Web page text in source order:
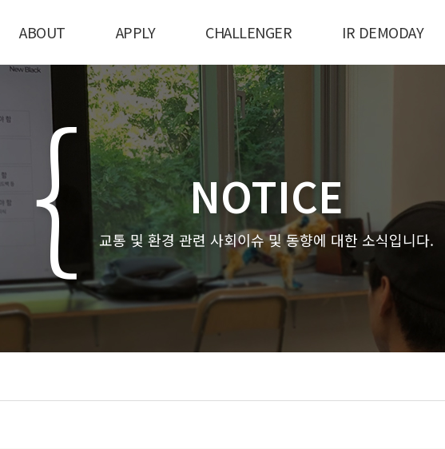
ABOUT APPLY CHALLENGER IR DEMODAY
NOTICE
교통 및 환경 관련 사회이슈 및 동향에 대한 소식입니다.